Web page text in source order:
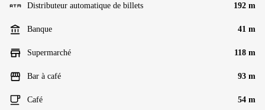
Distributeur automatique de billets 192 m
Banque 41 m
Supermarché 118 m
Bar à café 93 m
Café 54 m